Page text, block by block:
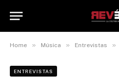
Home » Música » Entrevistas »
ENTREVISTAS